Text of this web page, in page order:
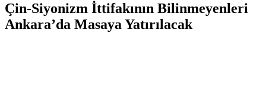
Çin-Siyonizm İttifakının Bilinmeyenleri
Ankara’da Masaya Yatırılacak